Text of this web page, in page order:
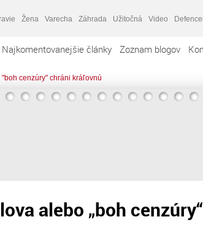
Žena Varecha Záhrada Užitočná Video
Najkomentovanejšie články Zoznam blogov
cenzúry" chráni kráľovnú
alebo „boh cenzúry“